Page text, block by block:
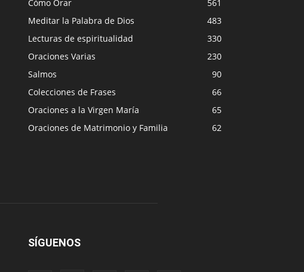
Cómo Orar
561
Meditar la Palabra de Dios
483
Lecturas de espiritualidad
330
Oraciones Varias
230
Salmos
90
Colecciones de Frases
66
Oraciones a la Virgen María
65
Oraciones de Matrimonio y Familia
62
SÍGUENOS